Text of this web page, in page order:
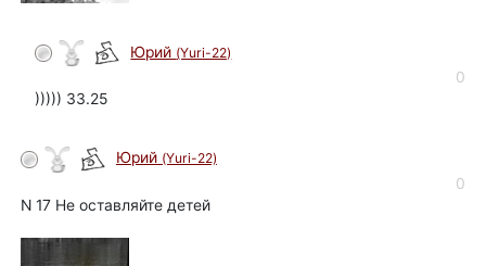
Юрий (Yuri-22)
0
))))) 33.25
Юрий (Yuri-22)
0
N 17 Не оставляйте детей